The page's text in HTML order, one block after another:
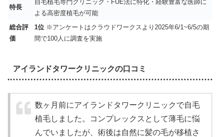
特長
自毛植毛専門クリニック・FUE法に特化・経験豊富な医師に
よる高密度植毛が可能
総合評
価
1位 ※アンケートはクラウドワークスより2025年6/1~6/5の期
間で100人に調査を実施
アイランドタワークリニックの口コミ
数ヶ月前にアイランドタワークリニックで自毛
植毛しました。コンプレックスとして薄毛に悩
んでいましたが、術後は自然に髪の毛が移植さ